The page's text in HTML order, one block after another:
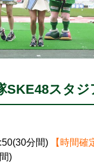
SKE48スタ
分間)
【時間確
間)